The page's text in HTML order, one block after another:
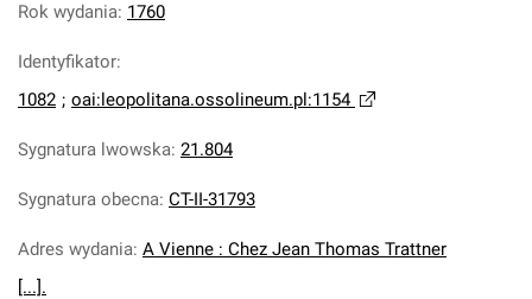
Rok wydania: 1760
Identyfikator:
1082 ; oai:leopolitana.ossolineum.pl:1154
Sygnatura lwowska: 21.804
Sygnatura obecna: CT-II-31793
Adres wydania: A Vienne : Chez Jean Thomas Trattner
[...].